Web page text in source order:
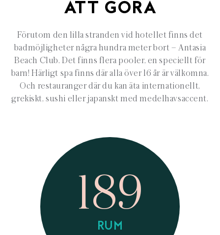
ATT GÖRA
Förutom den lilla stranden vid hotellet finns det
badmöjligheter några hundra meter bort – Antasia
Beach Club. Det finns flera pooler, en speciellt för
barn! Härligt spa finns där alla över 16 år är välkomna.
Och restauranger där du kan äta internationellt,
grekiskt, sushi eller japanskt med medelhavsaccent.
189
RUM